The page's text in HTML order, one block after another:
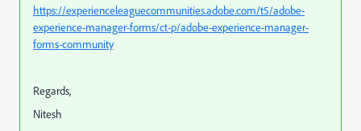
https://experienceleaguecommunities.adobe.com/t5/adobe-
experience-manager-forms/ct-p/adobe-experience-manager-
forms-community
Regards,
Nitesh